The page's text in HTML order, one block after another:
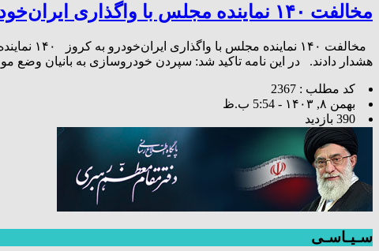
مخالفت ۱۴۰ نماینده مجلس با واگذاری ایران‌خودرو به کروز
مخالفت
هشدار دادند. در این نامه تاکید شد: سپردن خودروسازی به بانیان وضع
کد مطلب : 2367
بهمن ۸, ۱۴۰۳ - 5:54 ب.ظ
390 بازدید
سـیـاسـی